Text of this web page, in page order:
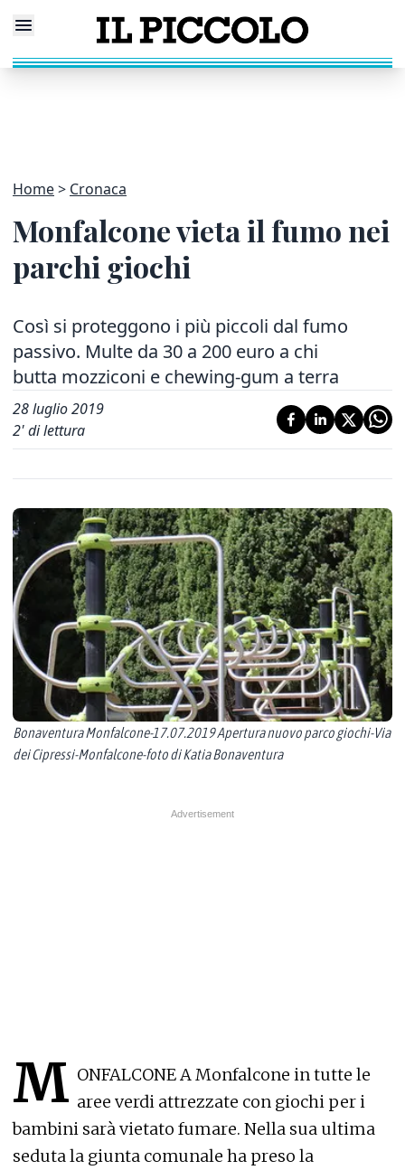
Home Cronaca
Monfalcone vieta il fumo nei
parchi giochi
Così si proteggono i più piccoli dal fumo
passivo. Multe da 30 a 200 euro a chi
butta mozziconi e chewing-gum a terra
28 luglio 2019
2' di lettura
Bonaventura Monfalcone-17.07.2019 Apertura nuovo parco giochi-Via
dei Cipressi-Monfalcone-foto di Katia Bonaventura
M ONFALCONE A Monfalcone in tutte le
aree verdi attrezzate con giochi per i
bambini sarà vietato fumare. Nella sua ultima
seduta la giunta comunale ha preso la